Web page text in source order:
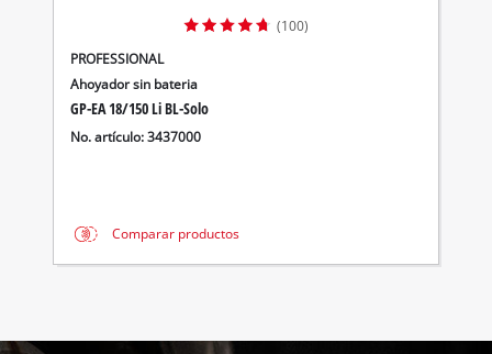
(100)
PROFESSIONAL
Ahoyador sin bateria
GP-EA 18/150 Li BL-Solo
No. artículo: 3437000
Comparar productos